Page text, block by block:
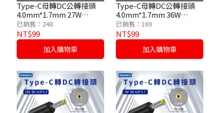
Type-C母轉DC公轉接頭
4.0mm*1.7mm 27W
/9V/3A
已銷售：248
NT$99
加入購物車
Type-C母轉DC公轉接頭
4.0mm*1.7mm 36W
/12V/3A
已銷售：169
NT$99
加入購物車